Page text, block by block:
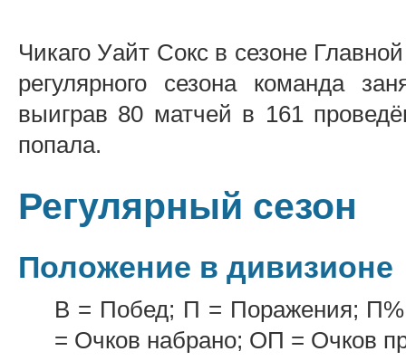
Чикаго Уайт Сокс в сезоне
регулярного сезона команда
выиграв 80 матчей в 161
попала.
Регулярный сезон
Положение в дивизионе
В = Побед; П = Поражения;
= Очков набрано; ОП = Очков